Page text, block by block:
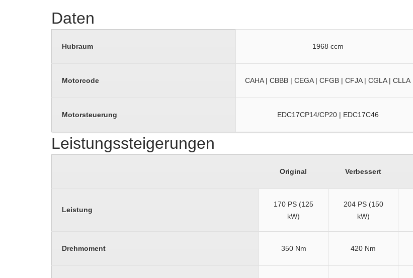
Daten
Hubraum 1968 ccm
Motorcode CAHA | CBBB | CEGA | CFGB | CFJA | CGLA | CLLA
Motorsteuerung EDC17CP14/CP20 | EDC17C46
Leistungssteigerungen
Original Verbessert
Leistung
170 PS (125
kW)
204 PS (150
kW)
Drehmoment 350 Nm 420 Nm